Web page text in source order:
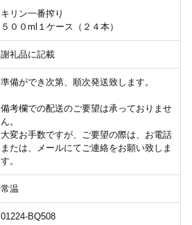
キリン一番搾り
５００ml１ケース（２４本）
謝礼品に記載
準備ができ次第、順次発送致します。
備考欄での配送のご要望は承っておりませ
ん。
大変お手数ですが、ご要望の際は、お電話
または、メールにてご連絡をお願い致しま
す。
常温
01224-BQ508